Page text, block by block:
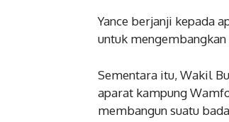
Yance berjanji kepada
untuk
Sementara itu, Wakil
aparat kampung
membangun suatu